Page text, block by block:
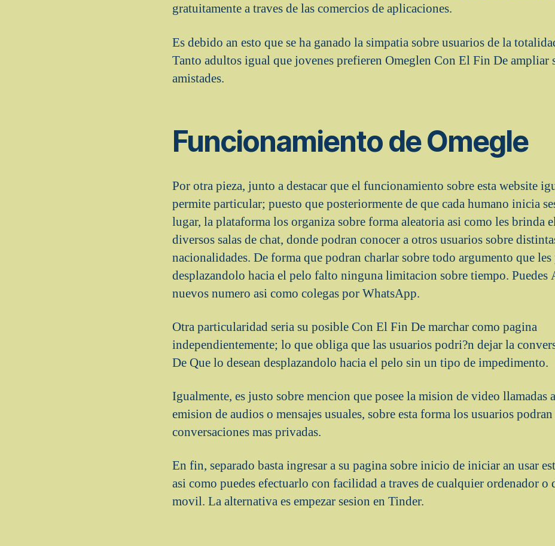
gratuitamente a traves de las comercios de aplicaciones.
Es debido an esto que se ha ganado la simpatia sobre usuarios de la
Tanto adultos igual que jovenes prefieren Omeglen Con El Fin De ampliar
amistades.
Funcionamiento de Omegle
Por otra pieza, junto a destacar que el funcionamiento sobre esta website
permite particular; puesto que posteriormente de que cada humano inicia
lugar, la plataforma los organiza sobre forma aleatoria asi­ como les brinda
diversos salas de chat, donde podran conocer a otros usuarios sobre
nacionalidades. De forma que podran charlar sobre todo argumento que les
desplazandolo hacia el pelo falto ninguna limitacion sobre tiempo.
nuevos numero asi­ como colegas por WhatsApp.
Otra particularidad seri­a su posible Con El Fin De marchar como pagina
independientemente; lo que obliga que las usuarios podri?n dejar la
De Que lo desean desplazandolo hacia el pelo sin un tipo de impedimento.
Igualmente, es justo sobre mencion que posee la mision de video llamadas
emision de audios o mensajes usuales, sobre esta forma los usuarios
conversaciones mas privadas.
En fin, separado basta ingresar a su pagina sobre inicio de iniciar an usar
asi­ como puedes efectuarlo con facilidad a traves de cualquier ordenador
movil. La alternativa es empezar sesion en Tinder.